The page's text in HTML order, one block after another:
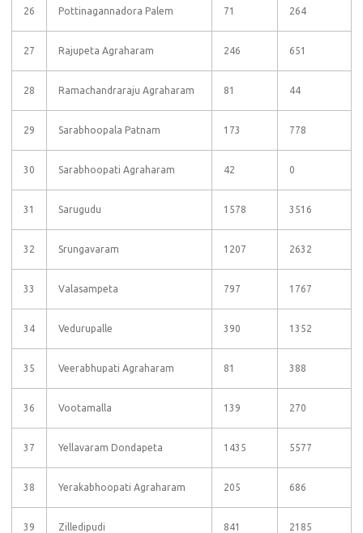
26 Pottinagannadora Palem 71 264
27 Rajupeta Agraharam 246 651
28 Ramachandraraju Agraharam 81 44
29 Sarabhoopala Patnam 173 778
30 Sarabhoopati Agraharam 42 0
31 Sarugudu 1578 3516
32 Srungavaram 1207 2632
33 Valasampeta 797 1767
34 Vedurupalle 390 1352
35 Veerabhupati Agraharam 81 388
36 Vootamalla 139 270
37 Yellavaram Dondapeta 1435 5577
38 Yerakabhoopati Agraharam 205 686
39 Zilledipudi 841 2185